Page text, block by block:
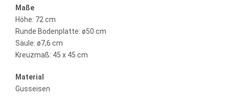
Maße
Höhe: 72 cm
Runde Bodenplatte: ø50 cm
Säule: ø7,6 cm
Kreuzmaß: 45 x 45 cm
Material
Gusseisen